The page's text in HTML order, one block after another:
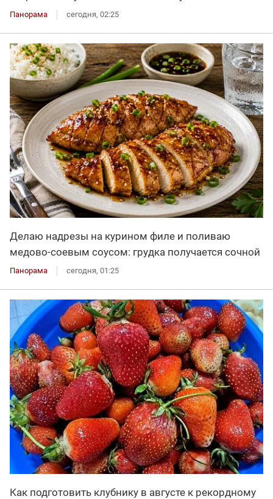
Панорама сегодня, 02:25
Делаю надрезы на курином филе и поливаю
медово-соевым соусом: грудка получается сочной
Панорама сегодня, 01:25
Как подготовить клубнику в августе к рекордному